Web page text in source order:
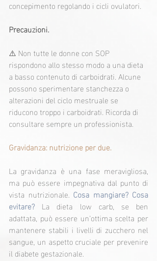
concepimento regolando i cicli ovulatori.
Precauzioni.
⚠️ Non tutte le donne con SOP
rispondono allo stesso modo a una dieta
a basso contenuto di carboidrati. Alcune
possono sperimentare stanchezza o
alterazioni del ciclo mestruale se
riducono troppo i carboidrati. Ricorda di
consultare sempre un professionista.
Gravidanza: nutrizione per due.
La gravidanza è una fase meravigliosa,
ma può essere impegnativa dal punto di
vista nutrizionale. Cosa mangiare? Cosa
evitare? La dieta low carb, se ben
adattata, può essere un’ottima scelta per
mantenere stabili i livelli di zucchero nel
sangue, un aspetto cruciale per prevenire
il diabete gestazionale.